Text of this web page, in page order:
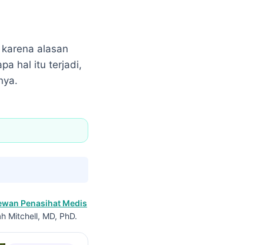
alasan
hal itu terjadi,
Penasihat Medis
Mitchell, MD, PhD.